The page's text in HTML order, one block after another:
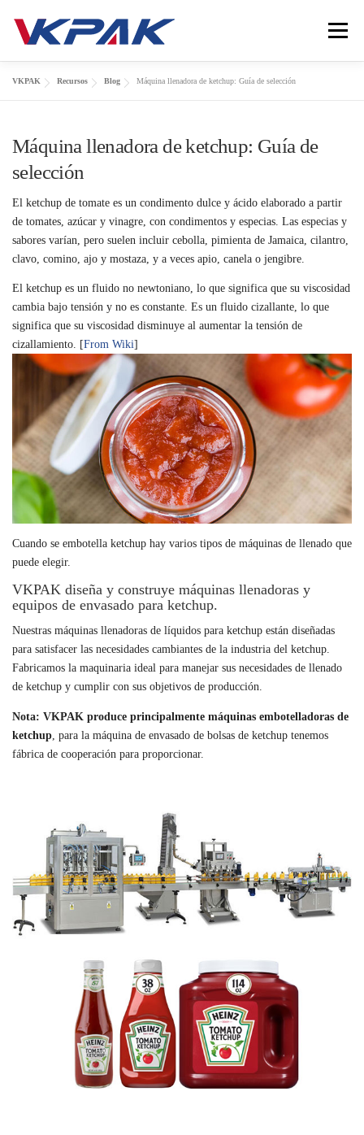
Menú
INICIO ENVASADORA DE LÍQUIDOS
INDUSTRIAS VKPAK RECURSOS CONTACTO
VKPAK Recursos Blog Máquina llenadora de ketchup: Guía de selección
Máquina llenadora de ketchup: Guía de
selección
El ketchup de tomate es un condimento dulce y ácido elaborado a partir
de tomates, azúcar y vinagre, con condimentos y especias. Las especias y
sabores varían, pero suelen incluir cebolla, pimienta de Jamaica, cilantro,
clavo, comino, ajo y mostaza, y a veces apio, canela o jengibre.
El ketchup es un fluido no newtoniano, lo que significa que su viscosidad
cambia bajo tensión y no es constante. Es un fluido cizallante, lo que
significa que su viscosidad disminuye al aumentar la tensión de
cizallamiento. [From Wiki]
Cuando se embotella ketchup hay varios tipos de máquinas de llenado que
puede elegir.
VKPAK diseña y construye máquinas llenadoras y
equipos de envasado para ketchup.
Nuestras máquinas llenadoras de líquidos para ketchup están diseñadas
para satisfacer las necesidades cambiantes de la industria del ketchup.
Fabricamos la maquinaria ideal para manejar sus necesidades de llenado
de ketchup y cumplir con sus objetivos de producción.
Nota: VKPAK produce principalmente máquinas embotelladoras de
ketchup , para la máquina de envasado de bolsas de ketchup tenemos
fábrica de cooperación para proporcionar.